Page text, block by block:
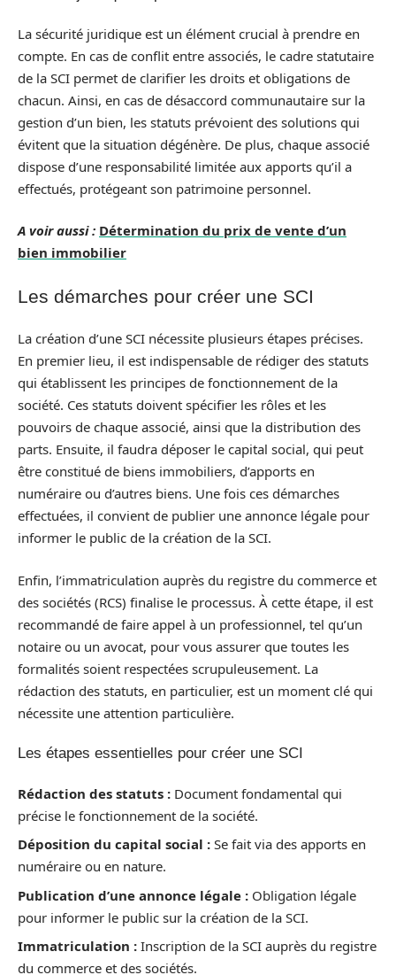
La sécurité juridique est un élément crucial à prendre en
compte. En cas de conflit entre associés, le cadre statutaire
de la SCI permet de clarifier les droits et obligations de
chacun. Ainsi, en cas de désaccord communautaire sur la
gestion d’un bien, les statuts prévoient des solutions qui
évitent que la situation dégénère. De plus, chaque associé
dispose d’une responsabilité limitée aux apports qu’il a
effectués, protégeant son patrimoine personnel.
A voir aussi : Détermination du prix de vente d’un
bien immobilier
Les démarches pour créer une SCI
La création d’une SCI nécessite plusieurs étapes précises.
En premier lieu, il est indispensable de rédiger des statuts
qui établissent les principes de fonctionnement de la
société. Ces statuts doivent spécifier les rôles et les
pouvoirs de chaque associé, ainsi que la distribution des
parts. Ensuite, il faudra déposer le capital social, qui peut
être constitué de biens immobiliers, d’apports en
numéraire ou d’autres biens. Une fois ces démarches
effectuées, il convient de publier une annonce légale pour
informer le public de la création de la SCI.
Enfin, l’immatriculation auprès du registre du commerce et
des sociétés (RCS) finalise le processus. À cette étape, il est
recommandé de faire appel à un professionnel, tel qu’un
notaire ou un avocat, pour vous assurer que toutes les
formalités soient respectées scrupuleusement. La
rédaction des statuts, en particulier, est un moment clé qui
nécessite une attention particulière.
Les étapes essentielles pour créer une SCI
Rédaction des statuts : Document fondamental qui
précise le fonctionnement de la société.
Déposition du capital social : Se fait via des apports en
numéraire ou en nature.
Publication d’une annonce légale : Obligation légale
pour informer le public sur la création de la SCI.
Immatriculation : Inscription de la SCI auprès du registre
du commerce et des sociétés.